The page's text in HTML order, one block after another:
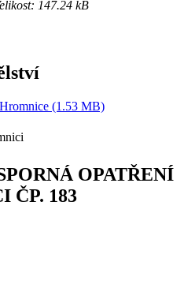
147.24 kB
(1.53 MB)
OPATŘENÍ
ČP. 183